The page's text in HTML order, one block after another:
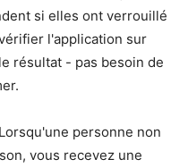
si elles ont verrouillé
l'application sur
résultat - pas besoin de
Lorsqu'une personne non
vous recevez une